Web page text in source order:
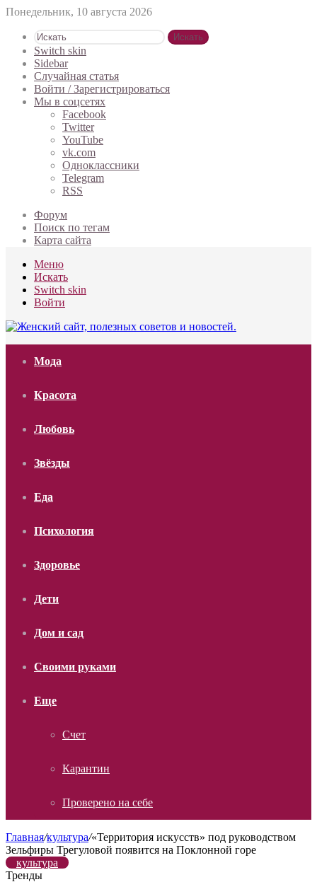
Понедельник, 10 августа 2026
Искать
Switch skin
Sidebar
Случайная статья
Войти / Зарегистрироваться
Мы в соцсетях
Facebook
Twitter
YouTube
vk.com
Одноклассники
Telegram
RSS
Форум
Поиск по тегам
Карта сайта
Меню
Искать
Switch skin
Войти
Мода
Красота
Любовь
Звёзды
Еда
Психология
Здоровье
Дети
Дом и сад
Своими руками
Еще
Счет
Карантин
Проверено на себе
Главная/культура/«Территория искусств» под руководством
Зельфиры Трегуловой появится на Поклонной горе
культура
Тренды